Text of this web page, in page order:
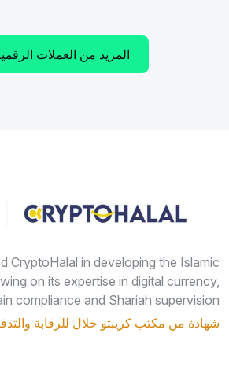
المزيد من العملات
CryptoHalal in developing the Islamic
on its expertise in digital currency,
compliance and Shariah supervision.
شهادة من مكتب كريبتو حلال للرقابة